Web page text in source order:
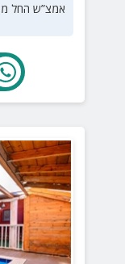
אמצ”ש החל